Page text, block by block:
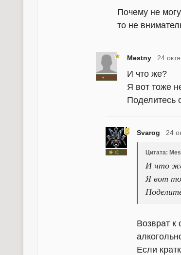
Почему не
то не
Mestny 24
И что же?
Я вот тоже
Поделитесь
Svarog 24
Цитата:
И что
Я вот
Возврат к
Если